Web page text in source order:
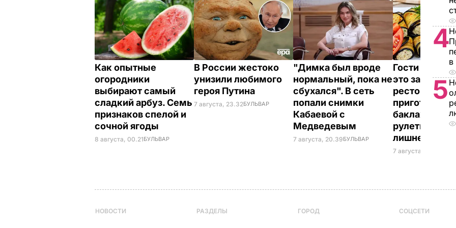
Как опытные
огородники
выбирают самый
сладкий арбуз. Семь
признаков спелой и
сочной ягоды
8 августа, 00.21БУЛЬВАР
В России жестоко
унизили любимого
героя Путина
7 августа, 23.32БУЛЬВАР
"Димка был вроде
нормальный, пока не
сбухался". В сеть
попали снимки
Кабаевой с
Медведевым
7 августа, 20.39БУЛЬВАР
Гости
это закуска
ресторана.
рулетики без
лишнего жира
7 августа, 20.17
4
в
5
НОВОСТИ РАЗДЕЛЫ ГОРОД СОЦСЕТИ